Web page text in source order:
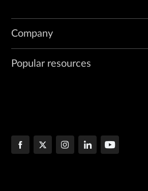
Company
Popular resources